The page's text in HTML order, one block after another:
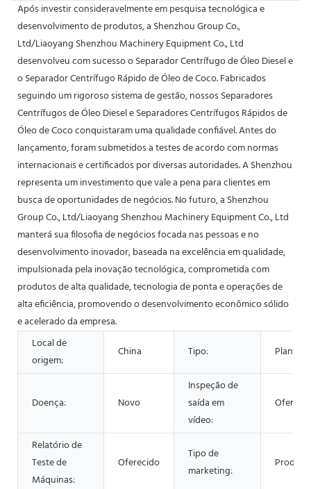
Após investir consideravelmente em pesquisa tecnológica e
desenvolvimento de produtos, a Shenzhou Group Co.,
Ltd/Liaoyang Shenzhou Machinery Equipment Co., Ltd
desenvolveu com sucesso o Separador Centrífugo de Óleo Diesel e
o Separador Centrífugo Rápido de Óleo de Coco. Fabricados
seguindo um rigoroso sistema de gestão, nossos Separadores
Centrífugos de Óleo Diesel e Separadores Centrífugos Rápidos de
Óleo de Coco conquistaram uma qualidade confiável. Antes do
lançamento, foram submetidos a testes de acordo com normas
internacionais e certificados por diversas autoridades. A Shenzhou
representa um investimento que vale a pena para clientes em
busca de oportunidades de negócios. No futuro, a Shenzhou
Group Co., Ltd/Liaoyang Shenzhou Machinery Equipment Co., Ltd
manterá sua filosofia de negócios focada nas pessoas e no
desenvolvimento inovador, baseada na excelência em qualidade,
impulsionada pela inovação tecnológica, comprometida com
produtos de alta qualidade, tecnologia de ponta e operações de
alta eficiência, promovendo o desenvolvimento econômico sólido
e acelerado da empresa.
Local de
origem:
China Tipo: Planta
Doença: Novo
Inspeção de
saída em
vídeo:
Relatório de
Teste de
Máquinas:
Oferecido
Tipo de
marketing:
Produto